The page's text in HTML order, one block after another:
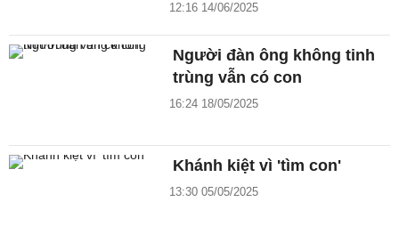
12:16 14/06/2025
Người đàn ông không tinh
trùng vẫn có con
16:24 18/05/2025
Khánh kiệt vì 'tìm con'
13:30 05/05/2025